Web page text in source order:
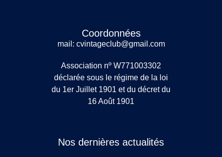
Coordonnées
mail: cvintageclub@gmail.com
Association nº W771003302
déclarée sous le régime de la loi
du 1er Juillet 1901 et du décret du
16 Août 1901
Nos dernières actualités